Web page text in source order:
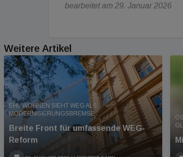
bearbeitet am 29. Januar 2026
Weitere Artikel
EHL WOHNEN SIEHT WEG ALS
MODERNISIERUNGSBREMSE
Breite Front für umfassende WEG-
Reform